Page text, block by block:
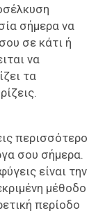
σήμερα να
σε κάτι ή
να
τα
περισσότερο
σου σήμερα.
είναι την
μέθοδο
περίοδο